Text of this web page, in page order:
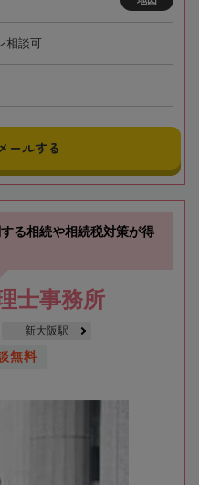
相談可
ールする
る相続や相続税対策が得
士事務所
新大阪駅
無料